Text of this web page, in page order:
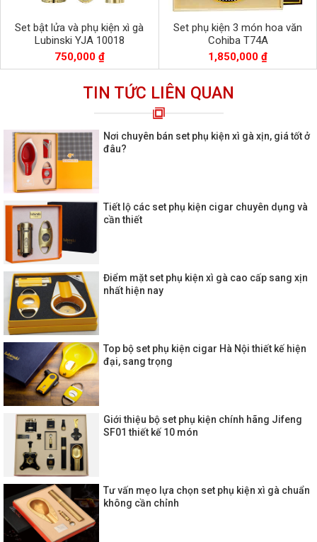
Set bật lửa và phụ kiện xì gà
Lubinski YJA 10018
750,000 ₫
Set phụ kiện 3 món hoa văn
Cohiba T74A
1,850,000 ₫
TIN TỨC LIÊN QUAN
Nơi chuyên bán set phụ kiện xì gà xịn, giá tốt ở
đâu?
Tiết lộ các set phụ kiện cigar chuyên dụng và
cần thiết
Điểm mặt set phụ kiện xì gà cao cấp sang xịn
nhất hiện nay
Top bộ set phụ kiện cigar Hà Nội thiết kế hiện
đại, sang trọng
Giới thiệu bộ set phụ kiện chính hãng Jifeng
SF01 thiết kế 10 món
Tư vấn mẹo lựa chọn set phụ kiện xì gà chuẩn
không cần chỉnh